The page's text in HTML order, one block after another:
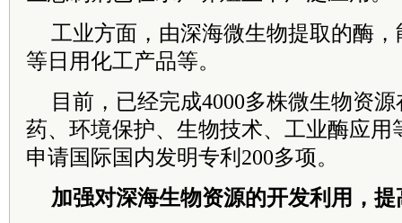
工业方面，由深海微生物提取的酶
等日用化工产品等。
目前，已经完成4000多株微生物资
药、环境保护、生物技术、工业酶应用
申请国际国内发明专利200多项。
加强对深海生物资源的开发利用，